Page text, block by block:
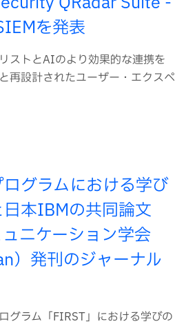
を発表
ストとAIのより効果的な連携を
再設計されたユーザー・エクスペ
グラムにおける学び
本IBMの共同論文
ニケーション学会
）発刊のジャーナル
グラム「FIRST」における学びの